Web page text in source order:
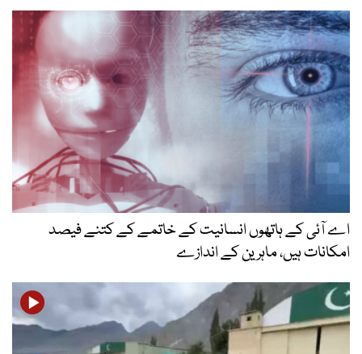
اے آئی کے ہاتھوں انسانیت کے خاتمے کے کتنے فیصد
امکانات ہیں، ماہرین کے اندازے